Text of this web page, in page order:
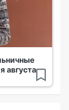
августа